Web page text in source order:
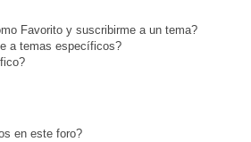
Favorito y suscribirme a un tema?
a temas específicos?
en este foro?